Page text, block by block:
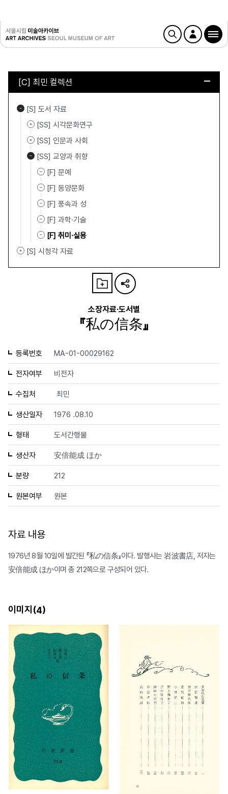
[C] 최민 컬렉션
[S] 도서 자료
[SS] 시각문화연구
[SS] 인문과 사회
[SS] 교양과 취향
[F] 문예
[F] 동양문화
[F] 풍속과 성
[F] 과학·기술
[F] 취미·실용
[S] 시청각 자료
소장자료·도서별
『私の信条』
등록번호 MA-01-00029162
전자여부 비전자
수집처 최민
생산일자 1976 .08.10
형태 도서간행물
생산자 安倍能成 ほか
분량 212
원본여부 원본
자료 내용
1976년 8월 10일에 발간된 『私の信条』이다. 발행사는 岩波書店, 저자는
安倍能成 ほか이며 총 212쪽으로 구성되어 있다.
이미지(4)